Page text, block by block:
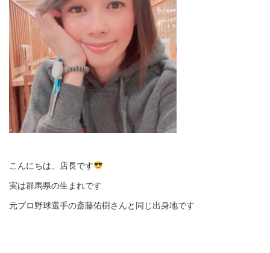
こんにちは、店長です
実は群馬県の生まれです
元プロ野球選手の斎藤佑樹さんと同じ出身地です